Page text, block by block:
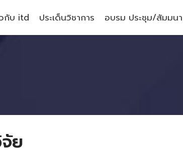
กับ itd ประเด็นวิชาการ อบรม ประชุม/สัมมนา
ย